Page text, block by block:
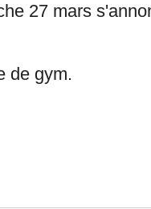
27 mars
de gym.